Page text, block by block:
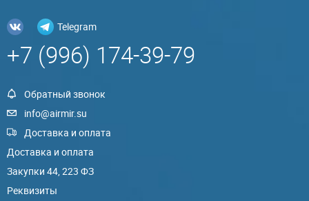
Telegram
+7 (996) 174-39-79
Обратный звонок
info@airmir.su
Доставка и оплата
Доставка и оплата
Закупки 44, 223 ФЗ
Реквизиты